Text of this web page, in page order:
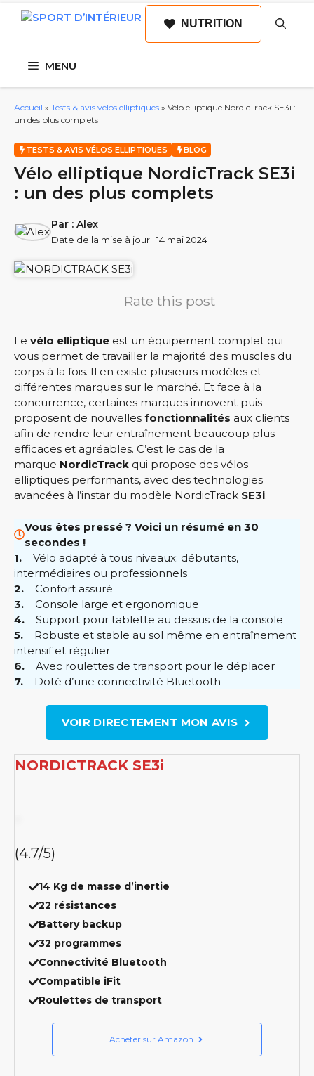
Aller
MENU
NUTRITION
Accueil » Tests & avis vélos elliptiques » Vélo elliptique NordicTrack SE3i :
un des plus complets
TESTS & AVIS VÉLOS ELLIPTIQUES BLOG
Vélo elliptique NordicTrack SE3i
: un des plus complets
Par : Alex
Date de la mise à jour : 14 mai 2024
Rate this post
Le vélo elliptique est un équipement complet qui
vous permet de travailler la majorité des muscles du
corps à la fois. Il en existe plusieurs modèles et
différentes marques sur le marché. Et face à la
concurrence, certaines marques innovent puis
proposent de nouvelles fonctionnalités aux clients
afin de rendre leur entraînement beaucoup plus
efficaces et agréables. C’est le cas de la
marque NordicTrack qui propose des vélos
elliptiques performants, avec des technologies
avancées à l’instar du modèle NordicTrack SE3i.
Vous êtes pressé ? Voici un résumé en 30
secondes !
1. Vélo adapté à tous niveaux: débutants,
intermédiaires ou professionnels
2. Confort assuré
3. Console large et ergonomique
4. Support pour tablette au dessus de la console
5. Robuste et stable au sol même en entraînement
intensif et régulier
6. Avec roulettes de transport pour le déplacer
7. Doté d’une connectivité Bluetooth
VOIR DIRECTEMENT MON AVIS
NORDICTRACK SE3i
(4.7/5)
14 Kg de masse d’inertie
22 résistances
Battery backup
32 programmes
Connectivité Bluetooth
Compatible iFit
Roulettes de transport
Acheter sur Amazon